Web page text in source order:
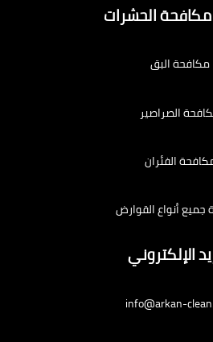
الحشرات
مكافحة البق
الصراصير
الفئران
أنواع القوارض
الإلكتروني
info@arkan-